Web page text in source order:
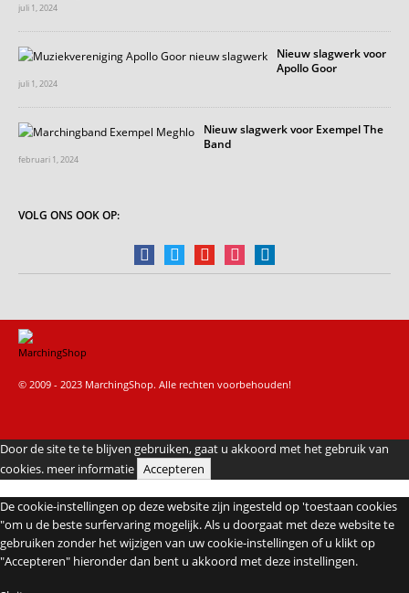
juli 1, 2024
Nieuw slagwerk voor
Apollo Goor
juli 1, 2024
Nieuw slagwerk voor Exempel The
Band
februari 1, 2024
VOLG ONS OOK OP:
facebooktwitter youtubeinstagramlinkedin
© 2009 - 2023 MarchingShop. Alle rechten voorbehouden!
Door de site te te blijven gebruiken, gaat u akkoord met het gebruik van
cookies. meer informatie Accepteren
De cookie-instellingen op deze website zijn ingesteld op 'toestaan cookies
"om u de beste surfervaring mogelijk. Als u doorgaat met deze website te
gebruiken zonder het wijzigen van uw cookie-instellingen of u klikt op
"Accepteren" hieronder dan bent u akkoord met deze instellingen.